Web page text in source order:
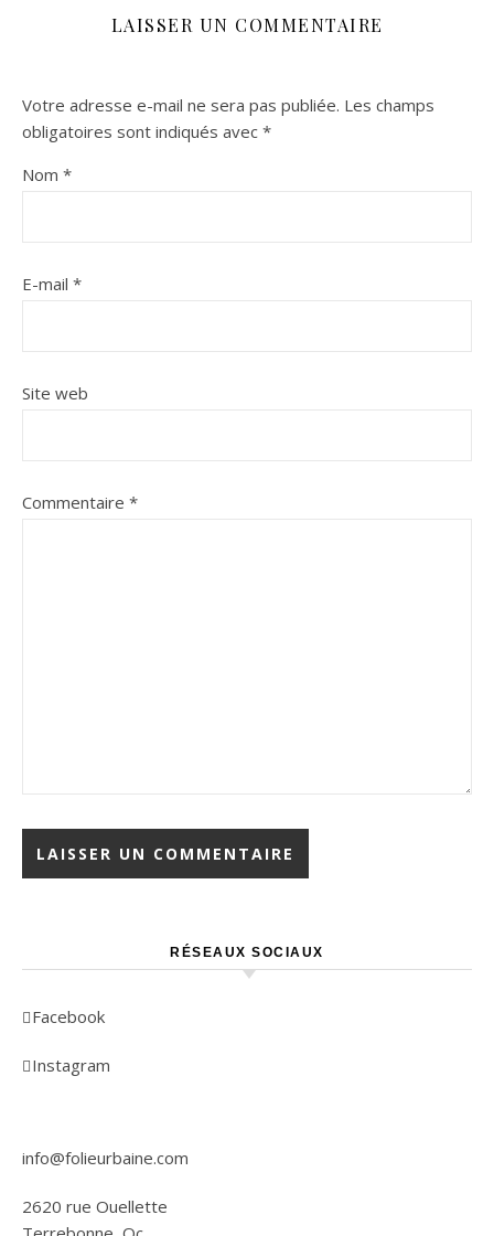
LAISSER UN COMMENTAIRE
Votre adresse e-mail ne sera pas publiée. Les champs
obligatoires sont indiqués avec *
Nom *
E-mail *
Site web
Commentaire *
RÉSEAUX SOCIAUX
Facebook
Instagram
info@folieurbaine.com
2620 rue Ouellette